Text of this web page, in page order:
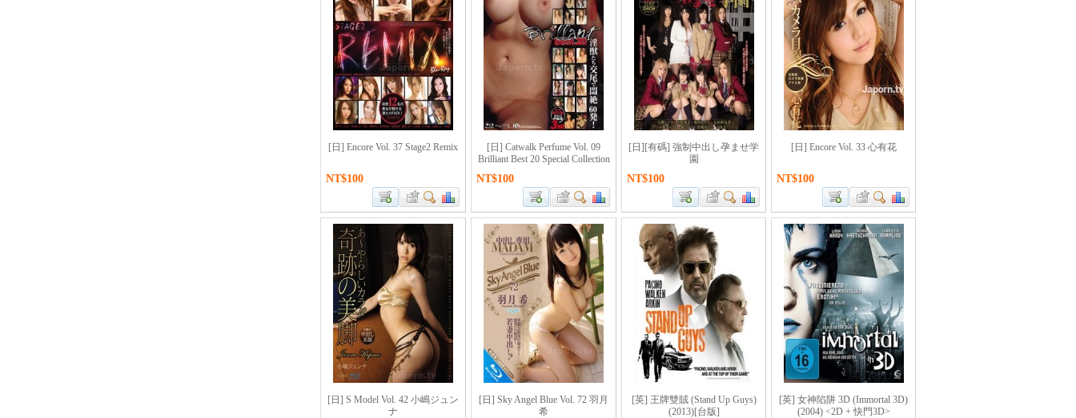
[日] Encore Vol. 37 Stage2 Remix
NT$100
[日] Catwalk Perfume Vol. 09
Brilliant Best 20 Special Collection
NT$100
[日][有碼] 強制中出し孕ませ学
園
NT$100
[日] Encore Vol. 33 心有花
NT$100
[日] S Model Vol. 42 小嶋ジュン
ナ
[日] Sky Angel Blue Vol. 72 羽月
希
[英] 王牌雙賊 (Stand Up Guys)
(2013)[台版]
[英] 女神陷阱 3D (Immortal 3D)
(2004) <2D + 快門3D>